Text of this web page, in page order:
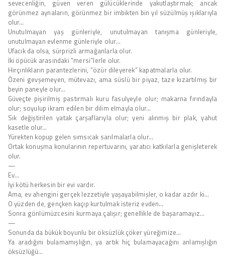
sevecenliğin, güven veren gülücüklerinde yakutlaştırmak; ancak
görünmez aynaların, görünmez bir imbikten bin yıl süzülmüş ışıklarıyla
olur…
Unutulmayan yaş günleriyle, unutulmayan tanışma günleriyle,
unutulmayan evlenme günleriyle olur…
Ufacık da olsa, sürprizli armağanlarla olur.
İki öpücük arasındaki “mersi”lerle olur.
Hırçınlıkların parantezlerini, “özür dileyerek” kapatmalarla olur.
Özeni gevşemeyen, mütevazı, ama süslü bir piyaz, taze kızartılmış bir
beyin paneyle olur…
Güveçte pişirilmiş pastırmalı kuru fasulyeyle olur; makarna fırındayla
olur; soyulup ikram edilen bir dilim elmayla olur…
Sık değiştirilen yatak çarşaflarıyla olur; yeni alınmış bir plak, yahut
kasetle olur…
Yürekten kopup gelen sımsıcak sarılmalarla olur…
Ortak konuşma konularının repertuvarını, yaratıcı katkılarla genişleterek
olur.
—
Ev…
İyi kötü herkesin bir evi vardır.
Ama, ev ahengini gerçek lezzetiyle yaşayabilmişler, o kadar azdır ki…
O yüzden de, gençken kaçıp kurtulmak isteriz evden…
Sonra gönlümüzcesini kurmaya çalışır; genellikle de başaramayız…
—
Sonunda da bükük boyunlu bir öksüzlük çöker yüreğimize…
Ya aradığını bulamamışlığın, ya artık hiç bulamayacağını anlamışlığın
öksüzlüğü…